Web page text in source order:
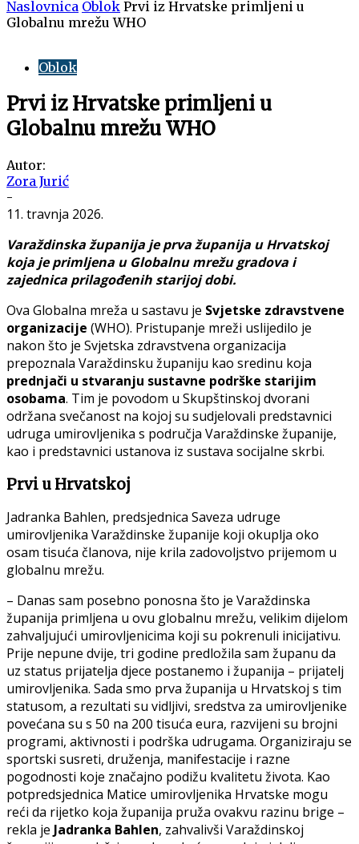
Naslovnica Oblok Prvi iz Hrvatske primljeni u
Globalnu mrežu WHO
Oblok
Prvi iz Hrvatske primljeni u
Globalnu mrežu WHO
Autor:
Zora Jurić
-
11. travnja 2026.
Varaždinska županija je prva županija u Hrvatskoj
koja je primljena u Globalnu mrežu gradova i
zajednica prilagođenih starijoj dobi.
Ova Globalna mreža u sastavu je Svjetske zdravstvene
organizacije (WHO). Pristupanje mreži uslijedilo je
nakon što je Svjetska zdravstvena organizacija
prepoznala Varaždinsku županiju kao sredinu koja
prednjači u stvaranju sustavne podrške starijim
osobama. Tim je povodom u Skupštinskoj dvorani
održana svečanost na kojoj su sudjelovali predstavnici
udruga umirovljenika s područja Varaždinske županije,
kao i predstavnici ustanova iz sustava socijalne skrbi.
Prvi u Hrvatskoj
Jadranka Bahlen, predsjednica Saveza udruge
umirovljenika Varaždinske županije koji okuplja oko
osam tisuća članova, nije krila zadovoljstvo prijemom u
globalnu mrežu.
– Danas sam posebno ponosna što je Varaždinska
županija primljena u ovu globalnu mrežu, velikim dijelom
zahvaljujući umirovljenicima koji su pokrenuli inicijativu.
Prije nepune dvije, tri godine predložila sam županu da
uz status prijatelja djece postanemo i županija – prijatelj
umirovljenika. Sada smo prva županija u Hrvatskoj s tim
statusom, a rezultati su vidljivi, sredstva za umirovljenike
povećana su s 50 na 200 tisuća eura, razvijeni su brojni
programi, aktivnosti i podrška udrugama. Organiziraju se
sportski susreti, druženja, manifestacije i razne
pogodnosti koje značajno podižu kvalitetu života. Kao
potpredsjednica Matice umirovljenika Hrvatske mogu
reći da rijetko koja županija pruža ovakvu razinu brige –
rekla je Jadranka Bahlen, zahvalivši Varaždinskoj